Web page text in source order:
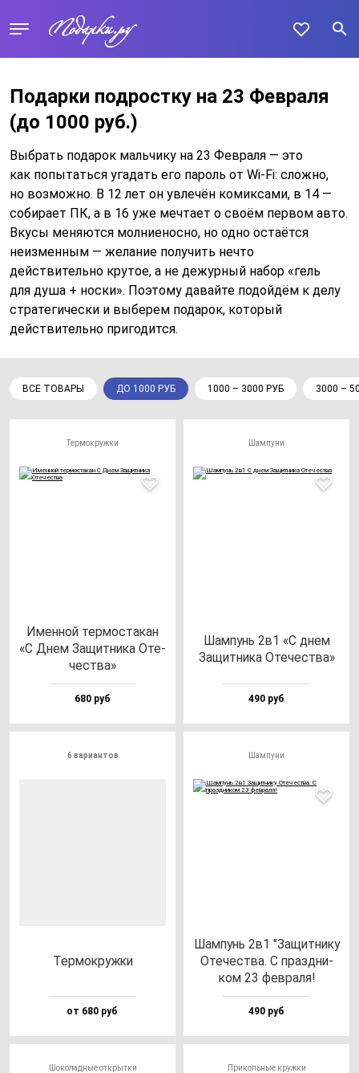
Подарки подростку на 23 Февраля
(до 1000 руб.)
Выбрать подарок мальчику на 23 Февраля — это
как попытаться угадать его пароль от Wi-Fi: сложно,
но возможно. В 12 лет он увлечён комиксами, в 14 —
собирает ПК, а в 16 уже мечтает о своём первом авто.
Вкусы меняются молниеносно, но одно остаётся
неизменным — желание получить нечто
действительно крутое, а не дежурный набор «гель
для душа + носки». Поэтому давайте подойдём к делу
стратегически и выберем подарок, который
действительно пригодится.
ВСЕ ТОВАРЫ ДО 1000 РУБ 1000 – 3000 РУБ 3000 –
Термокружки
Имен­ной тер­мос­та­кан
«С Днем Защит­ни­ка Оте­
чес­тва»
680 руб
Шампуни
Шам­пунь 2в1 «С днем
Защит­ни­ка Оте­чес­тва»
490 руб
6 вариантов
Тер­мок­руж­ки
от 680 руб
Шампуни
Шам­пунь 2в1 "Защит­ни­ку
Оте­чес­тва. С праз­дни­
ком 23 фев­ра­ля!
490 руб
Шоколадные открытки Прикольные кружки